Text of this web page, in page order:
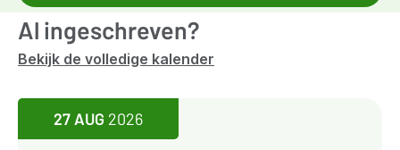
Al ingeschreven?
Bekijk de volledige kalender
27 AUG 2026